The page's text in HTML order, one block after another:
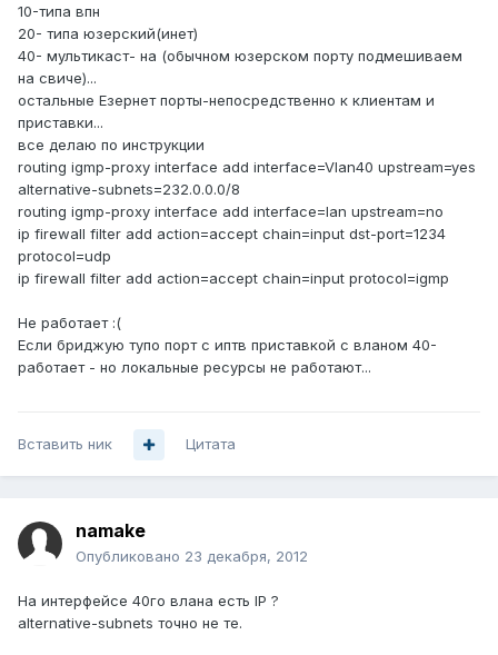
10-типа впн
20- типа юзерский(инет)
40- мультикаст- на (обычном юзерском порту подмешиваем
на свиче)...
остальные Езернет порты-непосредственно к клиентам и
приставки...
все делаю по инструкции
routing igmp-proxy interface add interface=Vlan40 upstream=yes
alternative-subnets=232.0.0.0/8
routing igmp-proxy interface add interface=lan upstream=no
ip firewall filter add action=accept chain=input dst-port=1234
protocol=udp
ip firewall filter add action=accept chain=input protocol=igmp
Не работает :(
Если бриджую тупо порт с иптв приставкой с вланом 40-
работает - но локальные ресурсы не работают...
Вставить ник Цитата
namake
Опубликовано 23 декабря, 2012
На интерфейсе 40го влана есть IP ?
alternative-subnets точно не те.